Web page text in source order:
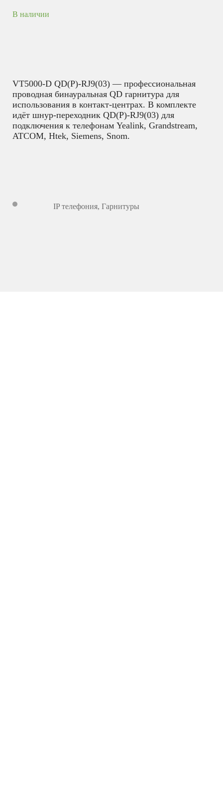
В наличии
VT5000-D QD(P)-RJ9(03) ​—​ профессиональная
проводная бинауральная QD гарнитура для
использования в контакт-центрах. В комплекте
идёт шнур-переходник QD(P)-RJ9(03) для
подключения к телефонам Yealink, Grandstream,
ATCOM, Htek, Siemens, Snom.
IP телефония, Гарнитуры